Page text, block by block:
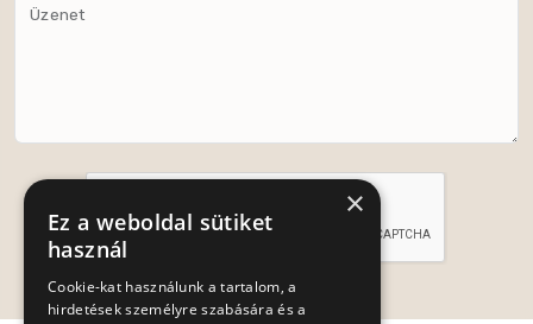
Üzenet
Küldés
×
Ez a weboldal sütiket
használ
Cookie-kat használunk a tartalom, a
hirdetések személyre szabására és a